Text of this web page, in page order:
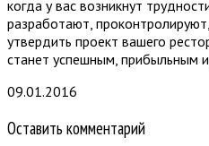
когда у вас возникнут
разработают,
утвердить проект вашего
станет успешным, прибыльным
09.01.2016
Оставить комментарий